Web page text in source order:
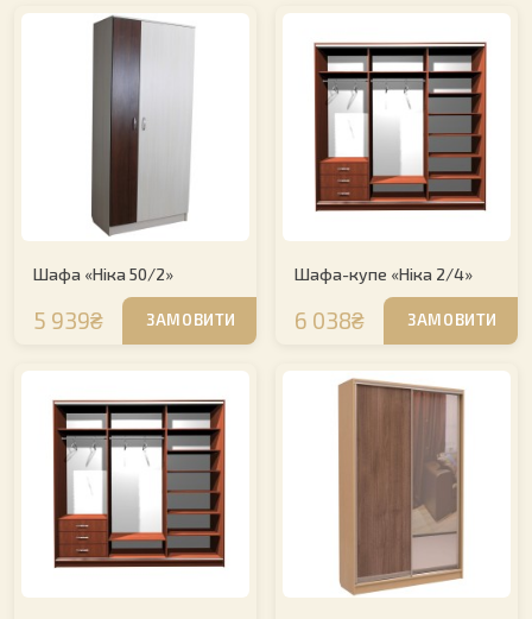
Шафа «Ніка 50/2»
5 939₴ ЗАМОВИТИ
Шафа-купе «Ніка 2/4»
6 038₴ ЗАМОВИТИ